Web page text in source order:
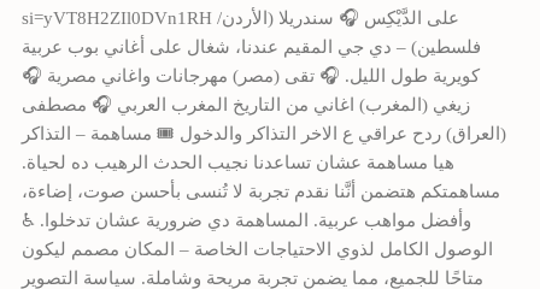
si=yVT8H2ZIl0DVn1RH على الدَّيْكِس 🎧 سندريلا (الأردن/
فلسطين) – دي جي المقيم عندنا، شغال على أغاني بوب عربية
كويرية طول الليل. 🎧 تقى (مصر) مهرجانات واغاني مصرية 🎧
زيغي (المغرب) اغاني من التاريخ المغرب العربي 🎧 مصطفى
(العراق) ردح عراقي ع الاخر التذاكر والدخول 🎟 مساهمة – التذاكر
هيا مساهمة عشان تساعدنا نجيب الحدث الرهيب ده لحياة.
مساهمتكم هتضمن أنَّنا نقدم تجربة لا تُنسى بأحسن صوت، إضاءة،
وأفضل مواهب عربية. المساهمة دي ضرورية عشان تدخلوا. ♿
الوصول الكامل لذوي الاحتياجات الخاصة – المكان مصمم ليكون
متاحًا للجميع، مما يضمن تجربة مريحة وشاملة. سياسة التصوير